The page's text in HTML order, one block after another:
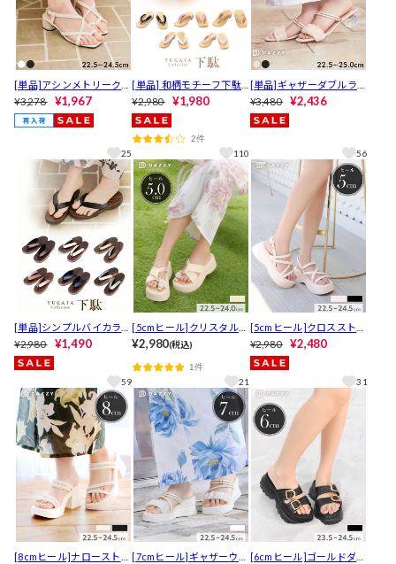
[単品]アシンメトリークロ
スラインキャバヒールサ
ンダル【YUKATA by dazz
y 2025】
¥3,278 ¥1,967
25
[単品] 和柄モチーフ下駄
【YUKATA by dazzy 202
5】
¥2,980 ¥1,980
2件
110
[単品]ギャザーダブルライ
ンキャバヒールサンダル
¥3,480 ¥2,436
56
[単品]シンプルバイカラー
下駄【YUKATA by dazzy 2
025】
¥2,980 ¥1,490
59
[5cmヒール]クリスタルビ
ジュー厚底サンダル【202
y】
¥2,980(税込)
1件
21
[5cmヒール]クロスストラ
ップ厚底サンダル【2026
年新作/YUKATA by dazz
y】
¥2,980 ¥2,480
31
[8cmヒール]ナローストラ
[7cmヒール]ギャザーウェ
[6cmヒール]ゴールドダブ